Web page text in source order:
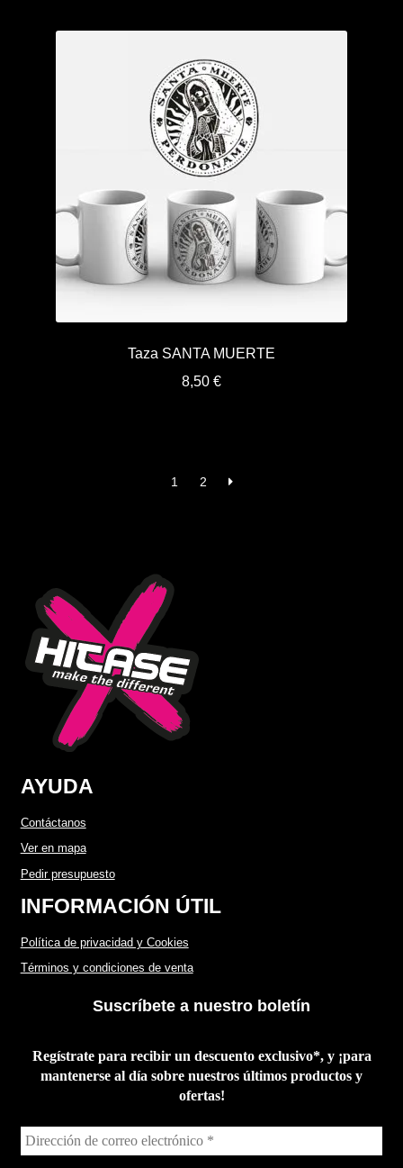
Taza SANTA MUERTE
8,50 €
1 2
AYUDA
Contáctanos
Ver en mapa
Pedir presupuesto
INFORMACIÓN ÚTIL
Política de privacidad y Cookies
Términos y condiciones de venta
Suscríbete a nuestro boletín
Regístrate para recibir un descuento exclusivo*, y ¡para
mantenerse al día sobre nuestros últimos productos y
ofertas!